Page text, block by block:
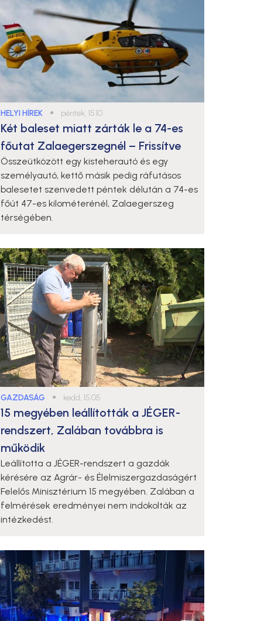
HELYI HÍREK ● péntek, 15:10
Két baleset miatt zárták le a 74-es
főutat Zalaegerszegnél – Frissítve
Összeütközött egy kisteherautó és egy
személyautó, kettő másik pedig ráfutásos
balesetet szenvedett péntek délután a 74-es
főút 47-es kilométerénél, Zalaegerszeg
térségében.
GAZDASÁG ● kedd, 15:05
15 megyében leállították a JÉGER-
rendszert, Zalában továbbra is
működik
Leállította a JÉGER-rendszert a gazdák
kérésére az Agrár- és Élelmiszergazdaságért
Felelős Minisztérium 15 megyében. Zalában a
felmérések eredményei nem indokolták az
intézkedést.